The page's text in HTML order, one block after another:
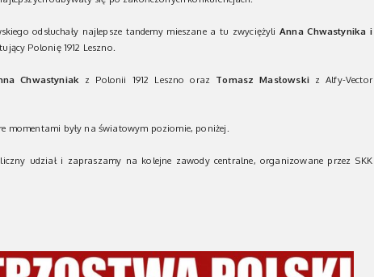
odsłuchały najlepsze tandemy mieszane a tu zwyciężyliAnna Chwastynika i
Polonię 1912 Leszno.
Chwastyniak z Polonii 1912 Leszno oraz Tomasz Masłowskiz Alfy-Vector
momentami były na światowym poziomie, poniżej.
udział i zapraszamy na kolejne zawody centralne, organizowane przez SKK